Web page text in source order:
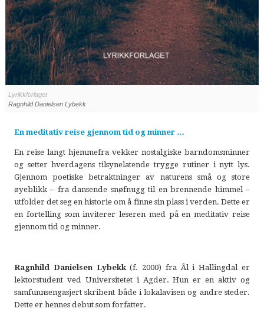
Lyrikkforlaget
Ragnhild Danielsen Lybekk
En meditativ reise gjennom tid og minner …
En reise langt hjemmefra vekker nostalgiske barndomsminner
og setter hverdagens tilsynelatende trygge rutiner i nytt lys.
Gjennom poetiske betraktninger av naturens små og store
øyeblikk – fra dansende snøfnugg til en brennende himmel –
utfolder det seg en historie om å finne sin plass i verden. Dette er
en fortelling som inviterer leseren med på en meditativ reise
gjennom tid og minner.
Ragnhild Danielsen Lybekk(f. 2000) fra Ål i Hallingdal er
lektorstudent ved Universitetet i Agder. Hun er en aktiv og
samfunnsengasjert skribent både i lokalavisen og andre steder.
Dette er hennes debut som forfatter.